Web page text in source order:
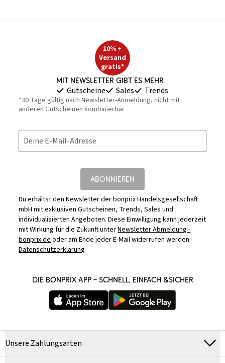
10% +
Versand
gratis*
Mit Newsletter gibt es mehr
Gutscheine Sales Trends
*30 Tage gültig nach Newsletter-Anmeldung, nicht mit
anderen Gutscheinen kombinierbar
Deine E-Mail-Adresse
ABONNIEREN
Du erhältst den Newsletter der bonprix Handelsgesellschaft
mbH mit exklusiven Gutscheinen, Trends, Sales und
individualisierten Angeboten. Diese Einwilligung kann jederzeit
mit Wirkung für die Zukunft unterNewsletter Abmeldung -
bonprix.deoder am Ende jeder E-Mail widerrufen werden.
Datenschutzerklärung
DIE BONPRIX APP – SCHNELL, EINFACH &SICHER
Unsere Zahlungsarten